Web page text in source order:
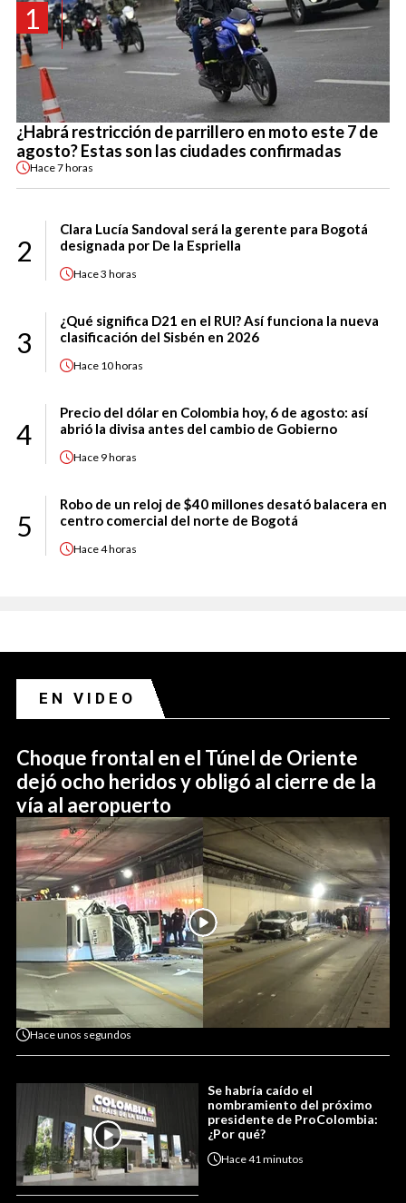
1
¿Habrá restricción de parrillero en moto este 7 de
agosto? Estas son las ciudades confirmadas
Hace7 horas
2
Clara Lucía Sandoval será la gerente para Bogotá
designada por De la Espriella
Hace3 horas
3
¿Qué significa D21 en el RUI? Así funciona la nueva
clasificación del Sisbén en 2026
Hace 10 horas
4
Precio del dólar en Colombia hoy, 6 de agosto: así
abrió la divisa antes del cambio de Gobierno
Hace 9 horas
5
Robo de un reloj de $40 millones desató balacera en
centro comercial del norte de Bogotá
Hace4 horas
EN VIDEO
Choque frontal en el Túnel de Oriente
dejó ocho heridos y obligó al cierre de la
vía al aeropuerto
Haceunos segundos
Se habría caído el
nombramiento del próximo
presidente de ProColombia:
¿Por qué?
Hace41 minutos